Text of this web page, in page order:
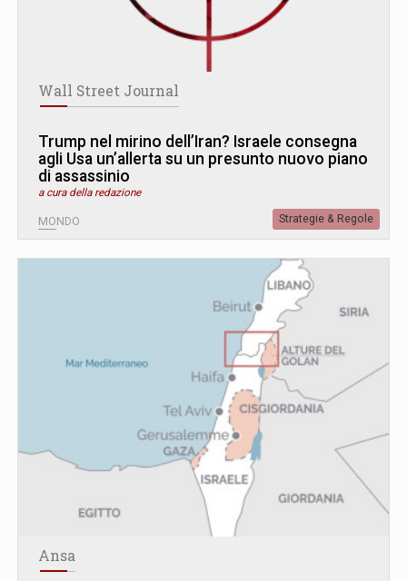
Wall Street Journal
Trump nel mirino dell’Iran? Israele consegna
agli Usa un’allerta su un presunto nuovo piano
di assassinio
a cura della redazione
MONDO Strategie & Regole
Ansa